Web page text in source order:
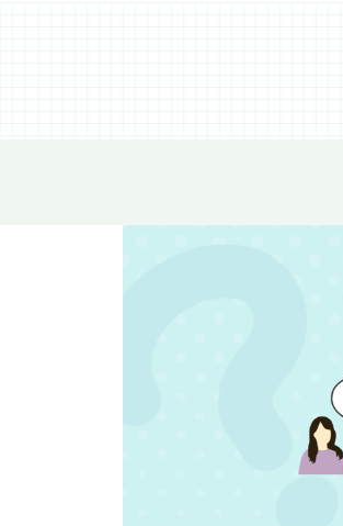
了後には部屋全体を
ただき、まるで新し
な清潔感に感動しま